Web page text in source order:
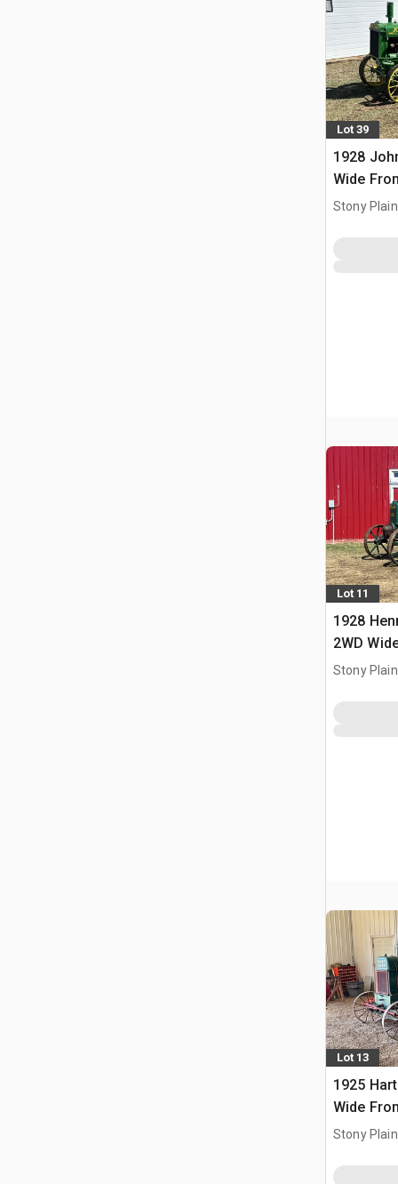
Lot 39
1928
Wide
Stony
Lot 11
1928
2WD
Stony
Lot 13
1925
Wide
Stony